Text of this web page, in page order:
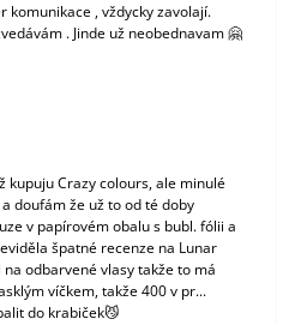
, vždycky zavolají.
. Jinde už neobednavam 🤗
je 3 z 5 hvězdiček.
kupuju Crazy colours, ale minulé
doufám že už to od té doby
v papírovém obalu s bubl. fólii a
špatné recenze na Lunar
odbarvené vlasy takže to má
víčkem, takže 400 v pr...
do krabiček😼